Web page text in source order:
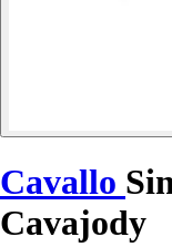
Cavallo
Cavajody